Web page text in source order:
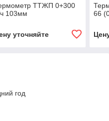
ТТЖП 0+300
103мм
уточняйте
66
год